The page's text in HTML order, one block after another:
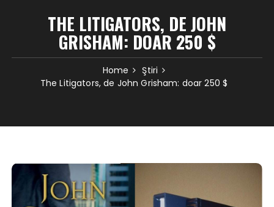
THE LITIGATORS, DE JOHN
GRISHAM: DOAR 250 $
Home
Ştiri
The Litigators, de John Grisham: doar 250 $